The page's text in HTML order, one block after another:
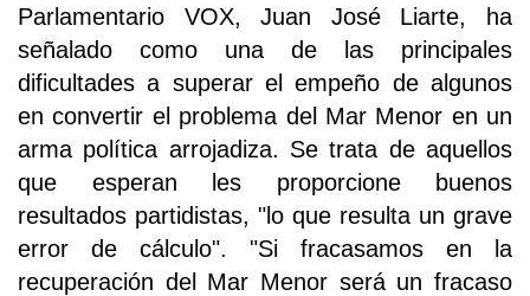
Parlamentario VOX, Juan José Liarte, ha
señalado como una de las principales
dificultades a superar el empeño de algunos
en convertir el problema del Mar Menor en un
arma política arrojadiza. Se trata de aquellos
que esperan les proporcione buenos
resultados partidistas, "lo que resulta un grave
error de cálculo". "Si fracasamos en la
recuperación del Mar Menor será un fracaso